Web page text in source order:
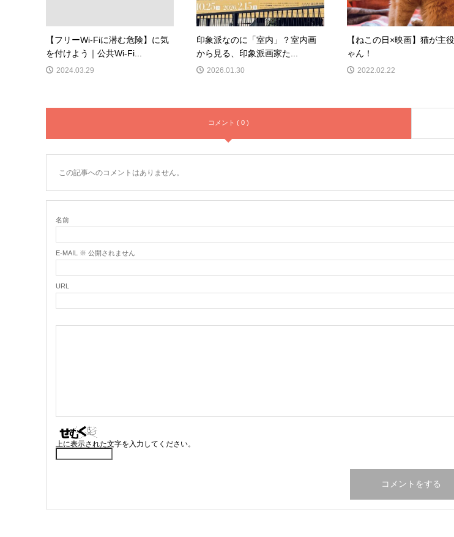
【フリーWi-Fiに潜む危険】に気
を付けよう｜公共Wi-Fi...
2024.03.29
印象派なのに「室内」？室内画
から見る、印象派画家た...
2026.01.30
【ねこの日×映画】猫が主
ゃん！
2022.02.22
コメント ( 0 )
この記事へのコメントはありません。
名前
E-MAIL ※ 公開されません
URL
上に表示された文字を入力してください。